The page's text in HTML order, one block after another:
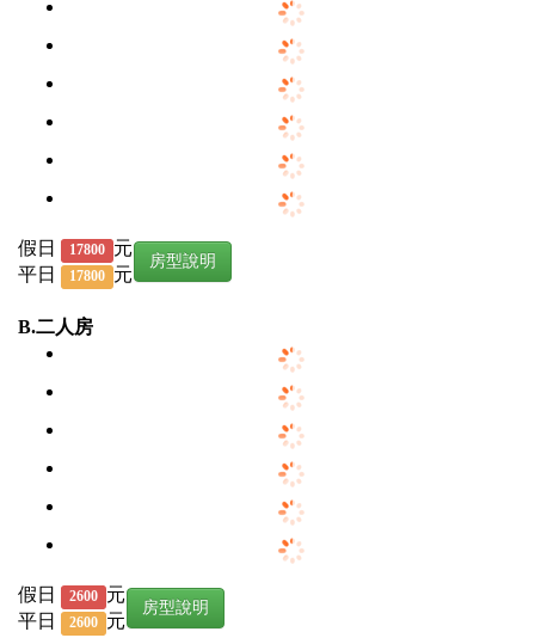
假日 17800 元
平日
17800 元
房型說明
B.二人房
假日 2600 元
平日
2600 元
房型說明